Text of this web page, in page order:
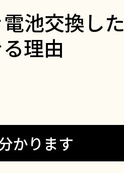
池交換した
理由
かります